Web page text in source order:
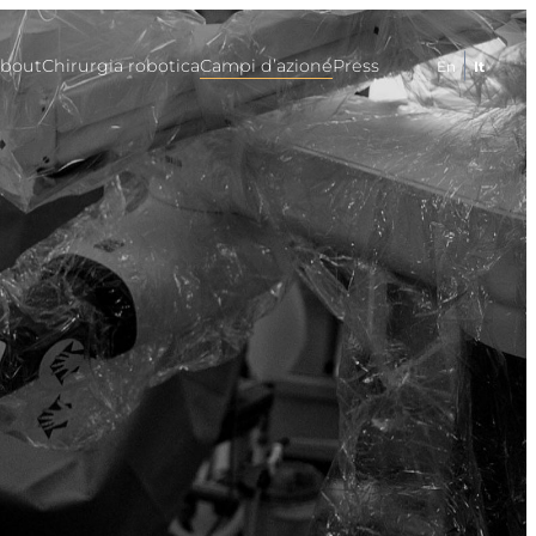
Chirurgia roboticaCampi d’azionePress En It